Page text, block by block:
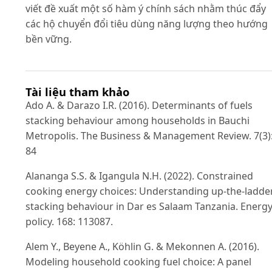
viết đề xuất một số hàm ý chính sách nhằm thúc đẩy
các hộ chuyển đổi tiêu dùng năng lượng theo hướng
bền vững.
Tài liệu tham khảo
Ado A. & Darazo I.R. (2016). Determinants of fuels
stacking behaviour among households in Bauchi
Metropolis. The Business & Management Review.
84
Alananga S.S. & Igangula N.H. (2022). Constrained
cooking energy choices: Understanding up-the-
stacking behaviour in Dar es Salaam Tanzania. Energy
policy. 168: 113087.
Alem Y., Beyene A., Köhlin G. & Mekonnen A. (2016).
Modeling household cooking fuel choice: A panel